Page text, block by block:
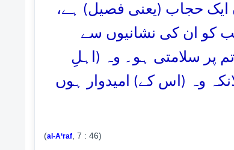
ایک حجاب (یعنی فصیل) ہے،
کو ان کی نشانیوں سے
پر سلامتی ہو۔ وہ (اہلِ
وہ (اس کے) امیدوار ہوں
(al-A‘raf, 7 : 46)